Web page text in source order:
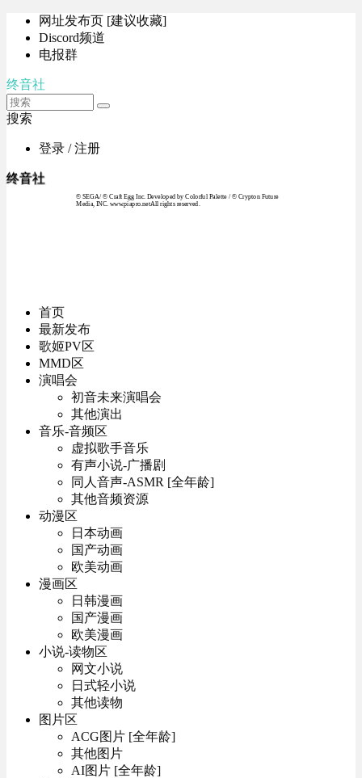
网址发布页 [建议收藏]
Discord频道
电报群
终音社
搜索
登录 / 注册
终音社
© SEGA / © Craft Egg Inc. Developed by Colorful Palette / © Crypton Future
Media, INC. www.piapro.netAll rights reserved.
首页
最新发布
歌姬PV区
MMD区
演唱会
初音未来演唱会
其他演出
音乐-音频区
虚拟歌手音乐
有声小说-广播剧
同人音声-ASMR [全年龄]
其他音频资源
动漫区
日本动画
国产动画
欧美动画
漫画区
日韩漫画
国产漫画
欧美漫画
小说-读物区
网文小说
日式轻小说
其他读物
图片区
ACG图片 [全年龄]
其他图片
AI图片 [全年龄]